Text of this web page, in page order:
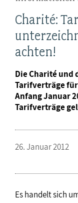
Charité:
achten!
Die Charité und
Tarifverträge
Anfang Januar
Tarifverträge
26. Januar 2012
Es handelt sich